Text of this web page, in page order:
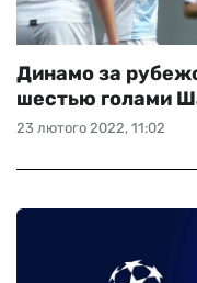
23 лютого 2022, 11:02
Динамо за
шестью голами